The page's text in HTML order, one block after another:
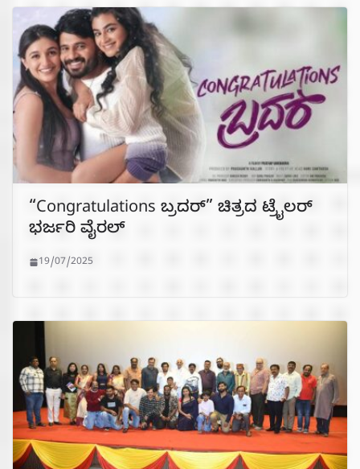
“Congratulations ಬ್ರದರ್” ಚಿತ್ರದ ಟ್ರೈಲರ್
ಭರ್ಜರಿ ವೈರಲ್
19/07/2025